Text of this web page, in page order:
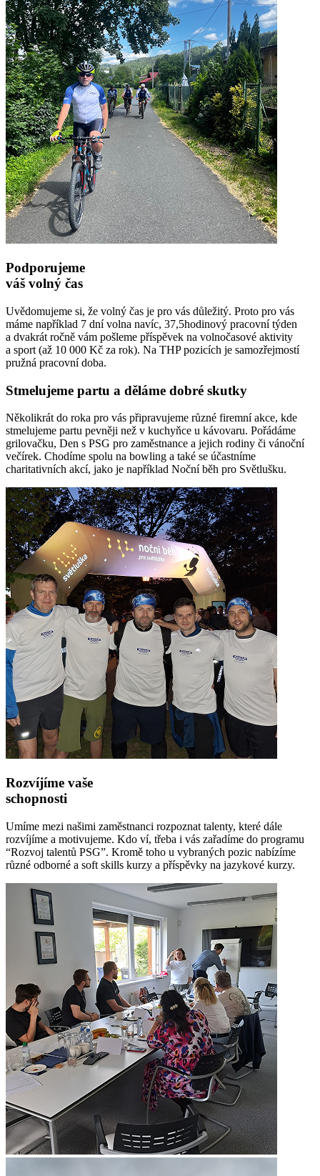
Podporujeme
váš volný čas
Uvědomujeme si, že volný čas je pro vás důležitý. Proto pro vás
máme například 7 dní volna navíc, 37,5hodinový pracovní týden
a dvakrát ročně vám pošleme příspěvek na volnočasové aktivity
a sport (až 10 000 Kč za rok). Na THP pozicích je samozřejmostí
pružná pracovní doba.
Stmelujeme partu a děláme dobré skutky
Několikrát do roka pro vás připravujeme různé firemní akce, kde
stmelujeme partu pevněji než v kuchyňce u kávovaru. Pořádáme
grilovačku, Den s PSG pro zaměstnance a jejich rodiny či vánoční
večírek. Chodíme spolu na bowling a také se účastníme
charitativních akcí, jako je například Noční běh pro Světlušku.
Rozvíjíme vaše
schopnosti
Umíme mezi našimi zaměstnanci rozpoznat talenty, které dále
rozvíjíme a motivujeme. Kdo ví, třeba i vás zařadíme do programu
“Rozvoj talentů PSG”. Kromě toho u vybraných pozic nabízíme
různé odborné a soft skills kurzy a příspěvky na jazykové kurzy.